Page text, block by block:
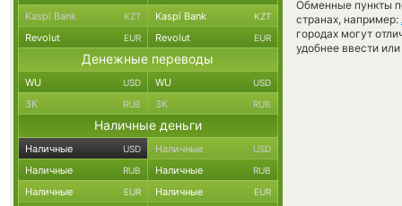
Обменные пункты
странах, например:
городах могут
удобнее ввести
Kaspi Bank KZT Kaspi Bank KZT
Revolut EUR Revolut EUR
Денежные переводы
WU USD WU USD
ЗК RUB ЗК RUB
Наличные деньги
Наличные USD Наличные USD
Наличные RUB Наличные RUB
Наличные EUR Наличные EUR